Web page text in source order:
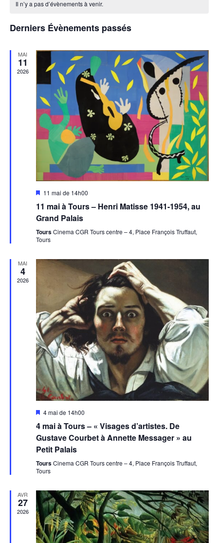
date.
de
Évènements
Il n’y a pas d’évènements à venir.
Derniers Évènements passés
MAI
11
2026
Mis
avant
11 mai de 14h00
11 mai à Tours – Henri Matisse 1941-1954, au
Grand Palais
ToursCinema CGR Tours centre – 4, Place François Truffaut,
Tours
MAI
4
2026
Mis
avant
4 mai de 14h00
4 mai à Tours – « Visages d’artistes. De
Gustave Courbet à Annette Messager » au
Petit Palais
ToursCinema CGR Tours centre – 4, Place François Truffaut,
Tours
AVR
27
2026